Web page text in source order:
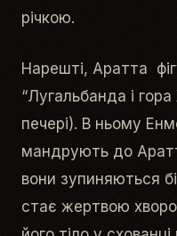
річкою.
Нарешті, Аратта
“Лугальбанда і
печері). В ньому
мандрують до
вони зупиняються
стає жертвою